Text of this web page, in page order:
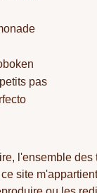
pas
l'ensemble des
site